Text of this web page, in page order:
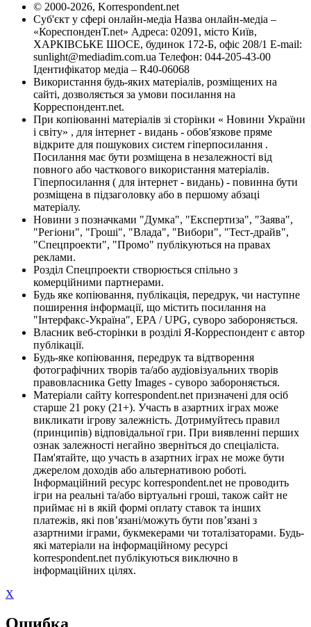
© 2000-2026, Korrespondent.net
Суб'єкт у сфері онлайн-медіа Назва онлайн-медіа –
«КореспонденТ.net» Адреса: 02091, місто Київ,
ХАРКІВСЬКЕ ШОСЕ, будинок 172-Б, офіс 208/1 E-mail:
sunlight@mediadim.com.ua Телефон: 044-205-43-00
Ідентифікатор медіа – R40-06068
Використання будь-яких матеріалів, розміщених на
сайті, дозволяється за умови посилання на
Корреспондент.net.
При копіюванні матеріалів зі сторінки « Новини України
і світу» , для інтернет - видань - обов'язкове пряме
відкрите для пошукових систем гіперпосилання .
Посилання має бути розміщена в незалежності від
повного або часткового використання матеріалів.
Гіперпосилання ( для інтернет - видань) - повинна бути
розміщена в підзаголовку або в першому абзаці
матеріалу.
Новини з позначками "Думка", "Експертиза", "Заява",
"Регіони", "Гроші", "Влада", "Вибори", "Тест-драйв",
"Спецпроекти", "Промо" публікуються на правах
реклами.
Розділ Спецпроекти створюється спільно з
комерційними партнерами.
Будь яке копіювання, публікація, передрук, чи наступне
поширення інформації, що містить посилання на
"Інтерфакс-Україна", EPA / UPG, суворо забороняється.
Власник веб-сторінки в розділі Я-Корреспондент є автор
публікації.
Будь-яке копіювання, передрук та відтворення
фотографічних творів та/або аудіовізуальних творів
правовласника Getty Images - суворо забороняється.
Матеріали сайту korrespondent.net призначені для осіб
старше 21 року (21+). Участь в азартних іграх може
викликати ігрову залежність. Дотримуйтесь правил
(принципів) відповідальної гри. При виявленні перших
ознак залежності негайно зверніться до спеціаліста.
Пам'ятайте, що участь в азартних іграх не може бути
джерелом доходів або альтернативою роботі.
Інформаційний ресурс korrespondent.net не проводить
ігри на реальні та/або віртуальні гроші, також сайт не
приймає ні в якій формі оплату ставок та інших
платежів, які пов’язані/можуть бути пов’язані з
азартними іграми, букмекерами чи тоталізаторами. Будь-
які матеріали на інформаційному ресурсі
korrespondent.net публікуються виключно в
інформаційних цілях.
X